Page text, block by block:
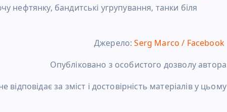
нефтянку, бандитські угрупування, танки біля
Джерело:Serg Marco / Facebook
Опубліковано з особистого дозволу автора
за зміст і достовірність матеріалів у цьому